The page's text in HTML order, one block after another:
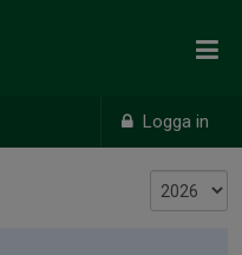
Logga in